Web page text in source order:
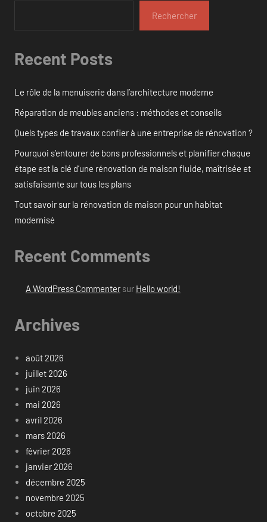
Rechercher
Recent Posts
Le rôle de la menuiserie dans l’architecture moderne
Réparation de meubles anciens : méthodes et conseils
Quels types de travaux confier à une entreprise de rénovation ?
Pourquoi s’entourer de bons professionnels et planifier chaque
étape est la clé d’une rénovation de maison fluide, maîtrisée et
satisfaisante sur tous les plans
Tout savoir sur la rénovation de maison pour un habitat
modernisé
Recent Comments
A WordPress Commentersur Hello world!
Archives
août 2026
juillet 2026
juin 2026
mai 2026
avril 2026
mars 2026
février 2026
janvier 2026
décembre 2025
novembre 2025
octobre 2025